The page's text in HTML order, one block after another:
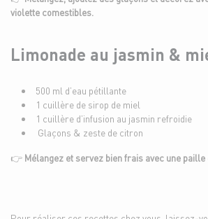
violette comestibles.
Limonade au jasmin &
500 ml d’eau pétillante
1 cuillère de sirop de miel
1 cuillère d’infusion au jasmin refroidie
Glaçons & zeste de citron
👉 Mélangez et servez bien frais avec une paille